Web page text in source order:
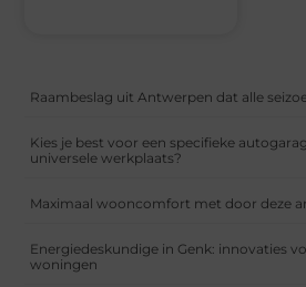
Raambeslag uit Antwerpen dat alle
Kies je best voor een specifieke
universele werkplaats?
Maximaal wooncomfort met door deze
Energiedeskundige in Genk: innovaties
woningen